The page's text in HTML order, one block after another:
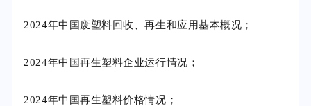
2024年中国废塑料回收、再生和应用基本概况；
2024年中国再生塑料企业运行情况；
2024年中国再生塑料价格情况；